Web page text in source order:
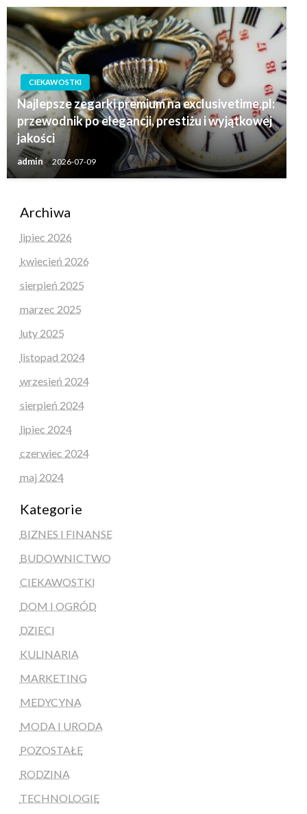
CIEKAWOSTKI
Najlepsze zegarki premium na exclusivetime.pl:
przewodnik po elegancji, prestiżu i wyjątkowej
jakości
admin 2026-07-09
Archiwa
lipiec 2026
kwiecień 2026
sierpień 2025
marzec 2025
luty 2025
listopad 2024
wrzesień 2024
sierpień 2024
lipiec 2024
czerwiec 2024
maj 2024
Kategorie
BIZNES I FINANSE
BUDOWNICTWO
CIEKAWOSTKI
DOM I OGRÓD
DZIECI
KULINARIA
MARKETING
MEDYCYNA
MODA I URODA
POZOSTAŁE
RODZINA
TECHNOLOGIE